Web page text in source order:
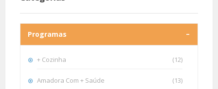
Programas
+ Cozinha (12)
Amadora Com + Saúde (13)